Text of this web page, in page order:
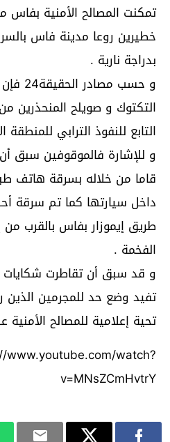
تمكنت المصالح الأمنية بفاس
خطيرين روعا مدينة فاس
بدراجة نارية .
و حسب
التكتوك و صويلح
التابع للنفوذ الترابي للمنطقة
و للإشارة فالموقوفين سبق
قاما من خلاله بسرقة هاتف
داخل سيارتها كما تم سرقة
طريق إيموزار بفاس بالقرب
الفخمة .
و قد سبق أن تقاطرت
تفيد وضع حد للمجرمين الذين
تحية إعلامية للمصالح
www.youtube.com/watch?
v=MNsZCmHvtrY